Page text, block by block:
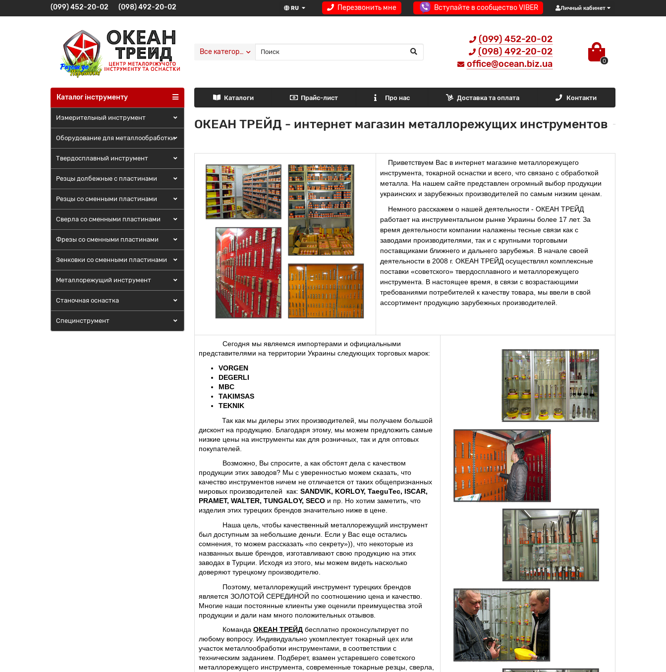
Перезвонить мне Вступайте в сообщество VIBER Личный кабинет
RU
(099) 452-20-02 (098) 492-20-02
(099) 452-20-02
(098) 492-20-02
office@ocean.biz.ua
0
Все категории
Каталог інструменту
Измерительный инструмент
Оборудование для металлообработки
Твердосплавный инструмент
Резцы долбежные с пластинами
Резцы со сменными пластинами
Сверла со сменными пластинами
Фрезы со сменными пластинами
Зенковки со сменными пластинами
Металлорежущий инструмент
Станочная оснастка
Специнструмент
Каталоги Прайс-лист Про нас Доставка та оплата Контакти
ОКЕАН ТРЕЙД - интернет магазин металлорежущих инструментов
Приветствуем Вас в интернет магазине металлорежущего
инструмента, токарной оснастки и всего, что связано с обработкой
металла. На нашем сайте представлен огромный выбор продукции
украинских и зарубежных производителей по самым низким ценам.
работает на инструментальном рынке Украины более 17 лет. За
время деятельности компании налажены тесные связи как с
заводами производителями, так и с крупными торговыми
поставщиками ближнего и дальнего зарубежья. В начале своей
деятельности в 2008 г. ОКЕАН ТРЕЙД осуществлял комплексные
поставки «советского» твердосплавного и металлорежущего
инструмента. В настоящее время, в связи с возрастающими
требованиями потребителей к качеству товара, мы ввели в свой
ассортимент продукцию зарубежных производителей.
Сегодня мы являемся импортерами и официальными
представителями на территории Украины следующих торговых марок:
VORGEN
DEGERLI
MBC
TAKIMSAS
TEKNIK
Так как мы дилеры этих производителей, мы получаем большой
дисконт на продукцию. Благодаря этому, мы можем предложить самые
низкие цены на инструменты как для розничных, так и для оптовых
покупателей.
Возможно, Вы спросите, а как обстоят дела с качеством
продукции этих заводов? Мы с уверенностью можем сказать, что
качество инструментов ничем не отличается от таких общепризнанных
мировых производителей  как: SANDVIK, KORLOY, TaeguTec, ISCAR,
PRAMET, WALTER, TUNGALOY, SECO и пр. Но хотим заметить, что
изделия этих турецких брендов значительно ниже в цене.
Наша цель, чтобы качественный металлорежущий инструмент
был доступным за небольшие деньги. Если у Вас еще остались
сомнения, то можем рассказать «по секрету»)), что некоторые из
названных выше брендов, изготавливают свою продукцию на этих
заводах в Турции. Исходя из этого, мы можем видеть насколько
доверяют турецкому производителю.
Поэтому, металлорежущий инструмент турецких брендов
является ЗОЛОТОЙ СЕРЕДИНОЙ по соотношению цена и качество.
Многие наши постоянные клиенты уже оценили преимущества этой
продукции и дали нам много положительных отзывов.
Команда ОКЕАН ТРЕЙД бесплатно проконсультирует по
любому вопросу. Индивидуально укомплектует токарный цех или
участок металлообработки инструментами, в соответствии с
техническим заданием. Подберет, взамен устаревшего советского
металлорежущего инструмента, современные токарные резцы, сверла,